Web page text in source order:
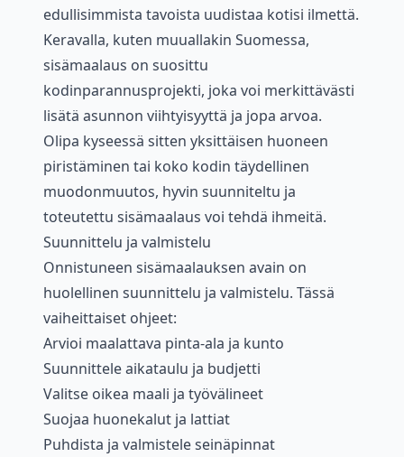
edullisimmista tavoista uudistaa kotisi ilmettä.
Keravalla, kuten muuallakin Suomessa,
sisämaalaus on suosittu
kodinparannusprojekti, joka voi merkittävästi
lisätä asunnon viihtyisyyttä ja jopa arvoa.
Olipa kyseessä sitten yksittäisen huoneen
piristäminen tai koko kodin täydellinen
muodonmuutos, hyvin suunniteltu ja
toteutettu sisämaalaus voi tehdä ihmeitä.
Suunnittelu ja valmistelu
Onnistuneen sisämaalauksen avain on
huolellinen suunnittelu ja valmistelu. Tässä
vaiheittaiset ohjeet:
Arvioi maalattava pinta-ala ja kunto
Suunnittele aikataulu ja budjetti
Valitse oikea maali ja työvälineet
Suojaa huonekalut ja lattiat
Puhdista ja valmistele seinäpinnat